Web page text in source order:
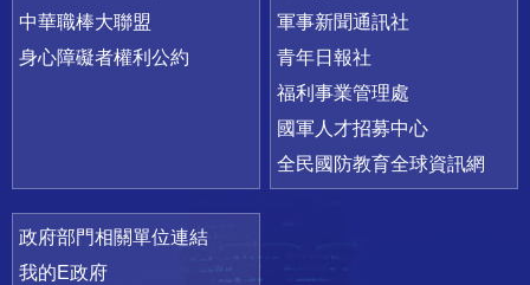
中華職棒大聯盟
身心障礙者權利公約
軍事新聞通訊社
青年日報社
福利事業管理處
國軍人才招募中心
全民國防教育全球資訊網
政府部門相關單位連結
我的E政府